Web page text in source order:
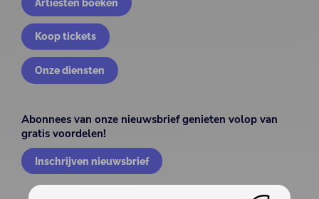
Koop tickets
Onze diensten
Abonnees van onze nieuwsbrief genieten volop van
gratis voordelen!
Inschrijven nieuwsbrief